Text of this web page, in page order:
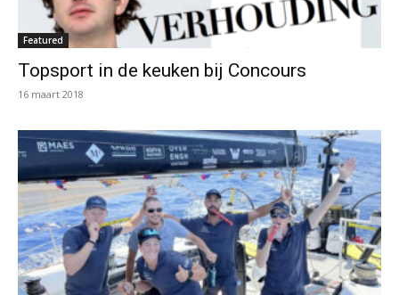
Featured
Topsport in de keuken bij Concours
16 maart 2018